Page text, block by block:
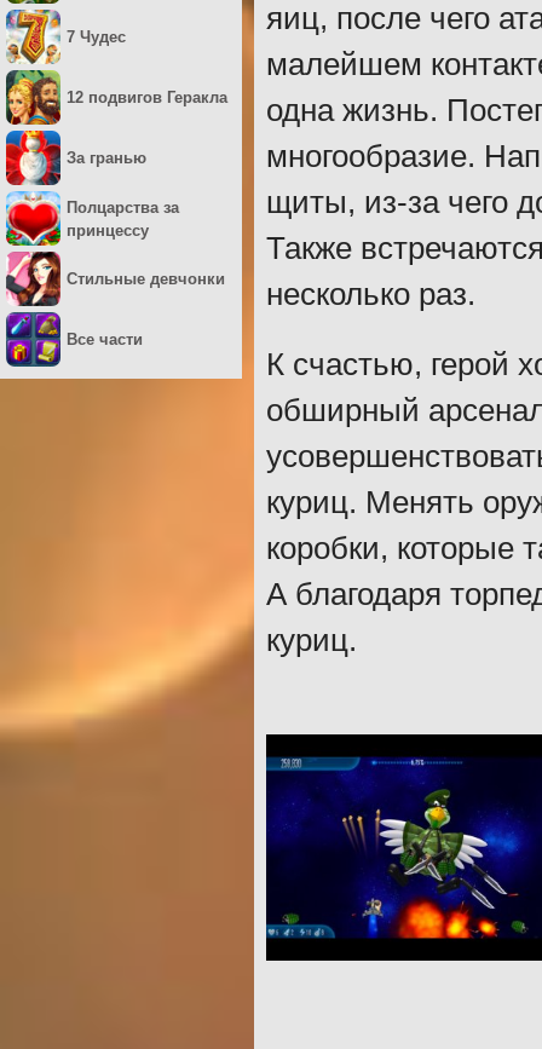
яиц, после чего
малейшем
одна жизнь.
многообразие.
щиты, из-за чего
Также
несколько раз.
К счастью, герой
обширный
куриц. Менять
коробки, которые
А благодаря
куриц.
7 Чудес
12 подвигов Геракла
За гранью
Полцарства за
принцессу
Стильные девчонки
Все части